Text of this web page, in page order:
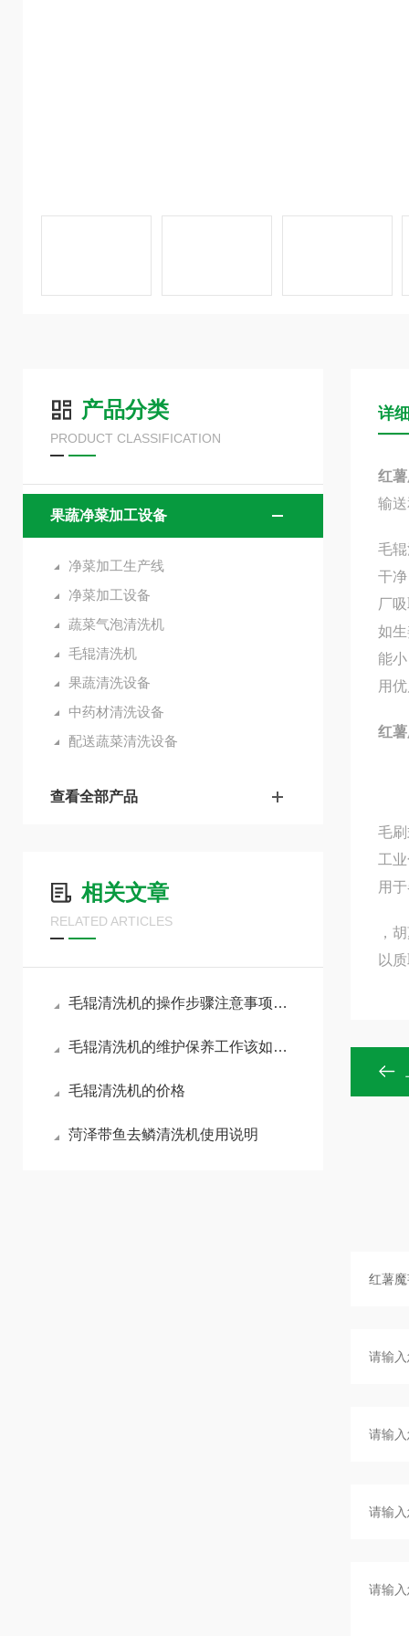
产品分类
PRODUCT CLASSIFICATION
果蔬净菜加工设备
净菜加工生产线
净菜加工设备
蔬菜气泡清洗机
毛辊清洗机
果蔬清洗设备
中药材清洗设备
配送蔬菜清洗设备
查看全部产品
相关文章
RELATED ARTICLES
毛辊清洗机的操作步骤注意事项你了解多少呢
毛辊清洗机的维护保养工作该如何展开呢？
毛辊清洗机的价格
菏泽带鱼去鳞清洗机使用说明
详
红
输
毛
干
厂
如
能
用
红
毛
工
用
，
以